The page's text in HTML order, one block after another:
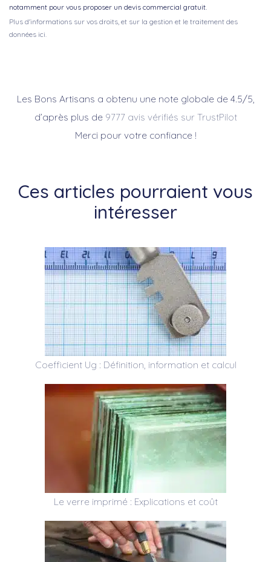
notamment pour vous proposer un devis commercial gratuit.
Plus d'informations sur vos droits, et sur la gestion et le traitement des
données ici.
Les Bons Artisans a obtenu une note globale de 4.5/5,
d’après plus de 9777 avis vérifiés sur TrustPilot
Merci pour votre confiance !
Ces articles pourraient vous
intéresser
Coefficient Ug : Définition, information et calcul
Le verre imprimé : Explications et coût